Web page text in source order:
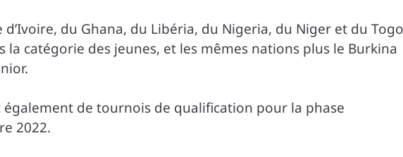
d’Ivoire, du Ghana, du Libéria, du Nigeria, du Niger et du Togo
catégorie des jeunes, et les mêmes nations plus le Burkina
de tournois de qualification pour la phase
2022.